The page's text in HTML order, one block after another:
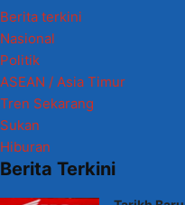
Berita terkini
Nasional
Politik
ASEAN / Asia Timur
Tren Sekarang
Sukan
Hiburan
Berita Terkini